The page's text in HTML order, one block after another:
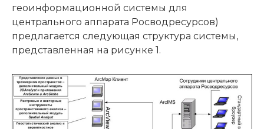
геоинформационной системы для
центрального аппарата Росводресурсов)
предлагается следующая структура системы,
представленная на рисунке 1.